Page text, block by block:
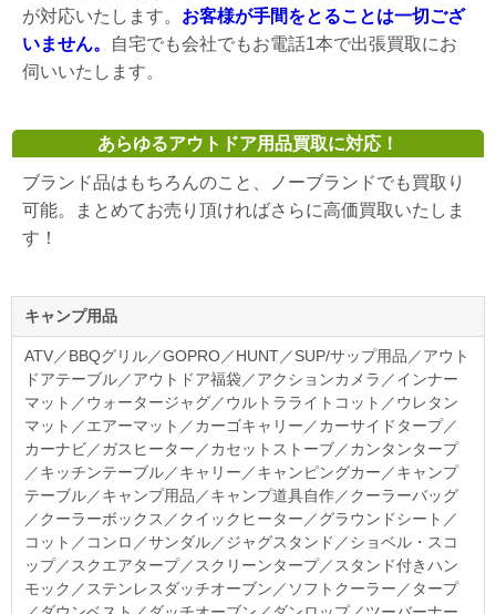
が対応いたします。 お客様が手間をとることは一切ござ
いません。
自宅でも会社でもお電話1本で出張買取にお
伺いいたします。
あらゆるアウトドア用品買取に対応！
ブランド品はもちろんのこと、ノーブランドでも買取り
可能。まとめてお売り頂ければさらに高価買取いたしま
す！
キャンプ用品
ATV／BBQグリル／GOPRO／HUNT／SUP/サップ用品／アウト
ドアテーブル／アウトドア福袋／アクションカメラ／インナー
マット／ウォータージャグ／ウルトラライトコット／ウレタン
マット／エアーマット／カーゴキャリー／カーサイドタープ／
カーナビ／ガスヒーター／カセットストーブ／カンタンタープ
／キッチンテーブル／キャリー／キャンピングカー／キャンプ
テーブル／キャンプ用品／キャンプ道具自作／クーラーバッグ
／クーラーボックス／クイックヒーター／グラウンドシート／
コット／コンロ／サンダル／ジャグスタンド／ショベル・スコ
ップ／スクエアタープ／スクリーンタープ／スタンド付きハン
モック／ステンレスダッチオーブン／ソフトクーラー／タープ